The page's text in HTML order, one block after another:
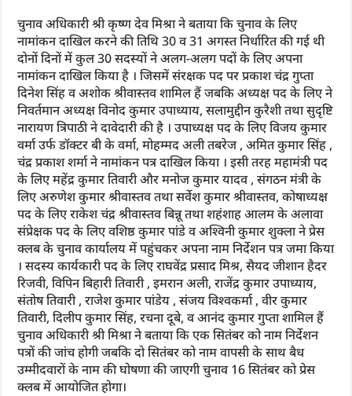
चुनाव अधिकारी श्री कृष्ण देव मिश्रा ने बताया कि चुनाव के लिए
नामांकन दाखिल करने की तिथि 30 व 31 अगस्त निर्धारित की गई थी
दोनों दिनों में कुल 30 सदस्यों ने अलग-अलग पदों के लिए अपना
नामांकन दाखिल किया है । जिसमें संरक्षक पद पर प्रकाश चंद्र गुप्ता
दिनेश सिंह व अशोक श्रीवास्तव शामिल हैं जबकि अध्यक्ष पद के लिए ने
निवर्तमान अध्यक्ष विनोद कुमार उपाध्याय, सलामुद्दीन कुरैशी तथा सुदृष्टि
नारायण त्रिपाठी ने दावेदारी की है । उपाध्यक्ष पद के लिए विजय कुमार
वर्मा उर्फ डॉक्टर बी के वर्मा, मोहम्मद अली तबरेज , अमित कुमार सिंह ,
चंद्र प्रकाश शर्मा ने नामांकन पत्र दाखिल किया । इसी तरह महामंत्री पद
के लिए महेंद्र कुमार तिवारी और मनोज कुमार यादव , संगठन मंत्री के
लिए अरुणेश कुमार श्रीवास्तव तथा सर्वेश कुमार श्रीवास्तव, कोषाध्यक्ष
पद के लिए राकेश चंद्र श्रीवास्तव बिन्नू तथा शहंशाह आलम के अलावा
संप्रेक्षक पद के लिए वशिष्ठ कुमार पांडे व अश्विनी कुमार शुक्ला ने प्रेस
क्लब के चुनाव कार्यालय में पहुंचकर अपना नाम निर्देशन पत्र जमा किया
। सदस्य कार्यकारी पद के लिए राघवेंद्र प्रसाद मिश्र, सैयद जीशान हैदर
रिजवी, विपिन बिहारी तिवारी , इमरान अली, राजेंद्र कुमार उपाध्याय,
संतोष तिवारी , राजेश कुमार पांडेय , संजय विश्वकर्मा , वीर कुमार
तिवारी, दिलीप कुमार सिंह, रचना दूबे, व आनंद कुमार गुप्ता शामिल हैं
चुनाव अधिकारी श्री मिश्रा ने बताया कि एक सितंबर को नाम निर्देशन
पत्रों की जांच होगी जबकि दो सितंबर को नाम वापसी के साथ बैध
उम्मीदवारों के नाम की घोषणा की जाएगी चुनाव 16 सितंबर को प्रेस
क्लब में आयोजित होगा।